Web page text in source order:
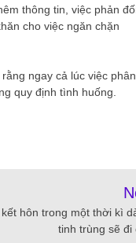
thông tin, việc phản
cho việc ngăn chặn
ngay cả lúc việc phân
quy định tình huống.
hôn trong một thời kì
tinh trùng sẽ đi